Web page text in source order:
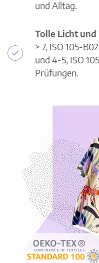
und Alltag.
Tolle Licht
> 7, ISO 105-
und 4-5, ISO
Prüfungen.